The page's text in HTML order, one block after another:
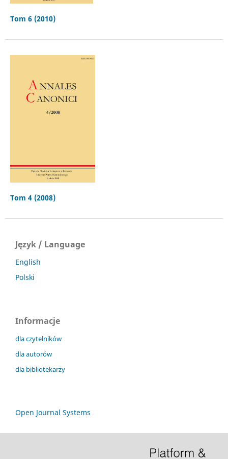
Tom 6 (2010)
Tom 4 (2008)
Język / Language
English
Polski
Informacje
dla czytelników
dla autorów
dla bibliotekarzy
Open Journal Systems